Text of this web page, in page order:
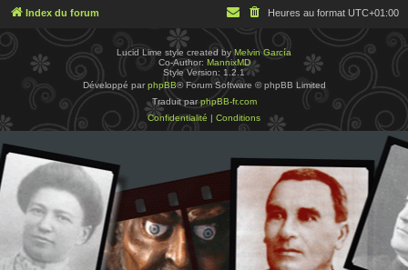
Index du forum Heures au format UTC+01:00
Lucid Lime style created byMelvin García
Co-Author: MannixMD
Style Version: 1.2.1
Développé par phpBB® Forum Software © phpBB Limited
Traduit parphpBB-fr.com
Confidentialité | Conditions